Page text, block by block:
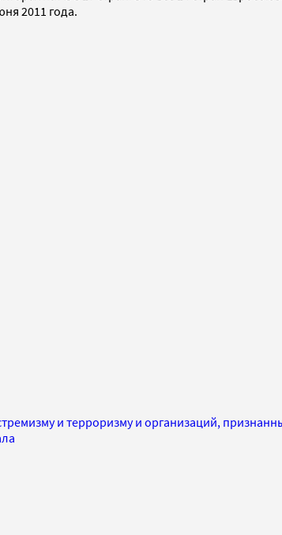
2011 года.
и терроризму и организаций,